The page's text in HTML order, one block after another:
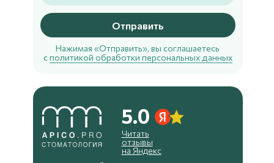
Нажимая «Отправить», вы соглашаетесь
сполитикой обработки персональных данных
Отправить
5.0
Читать
отзывы
на Яндекс